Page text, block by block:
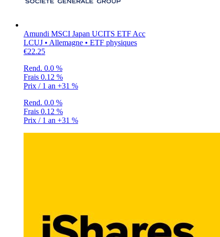
Amundi MSCI Japan UCITS ETF Acc
LCUJ • Allemagne • ETF physiques
€22.25
Rend. 0.0 %
Frais 0.12 %
Prix / 1 an +31 %
Rend. 0.0 %
Frais 0.12 %
Prix / 1 an +31 %